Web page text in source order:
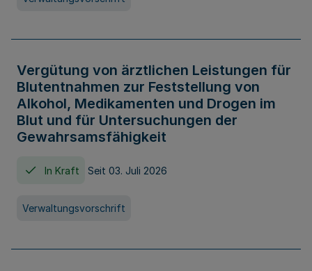
Vergütung von ärztlichen Leistungen für
Blutentnahmen zur Feststellung von
Alkohol, Medikamenten und Drogen im
Blut und für Untersuchungen der
Gewahrsamsfähigkeit
In Kraft Seit 03. Juli 2026
Verwaltungsvorschrift